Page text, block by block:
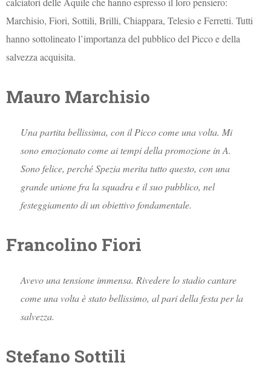
Marchisio, Fiori, Sottili, Brilli, Chiappara, Telesio e Ferretti. Tutti
hanno sottolineato l’importanza del pubblico del Picco e della
salvezza acquisita.
Mauro Marchisio
Una partita bellissima, con il Picco come una volta. Mi
sono emozionato come ai tempi della promozione in A.
Sono felice, perché Spezia merita tutto questo, con una
grande unione fra la squadra e il suo pubblico, nel
festeggiamento di un obiettivo fondamentale.
Francolino Fiori
Avevo una tensione immensa. Rivedere lo stadio cantare
come una volta è stato bellissimo, al pari della festa per la
salvezza.
Stefano Sottili